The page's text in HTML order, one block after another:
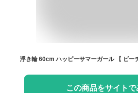
この商品をサイトで